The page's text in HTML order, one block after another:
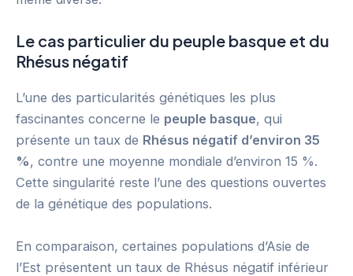
Le cas particulier du peuple basque et du
Rhésus négatif
L’une des particularités génétiques les plus
fascinantes concerne le peuple basque, qui
présente un taux de Rhésus négatif d’environ 35
%, contre une moyenne mondiale d’environ 15 %.
Cette singularité reste l’une des questions ouvertes
de la génétique des populations.
En comparaison, certaines populations d’Asie de
l’Est présentent un taux de Rhésus négatif inférieur